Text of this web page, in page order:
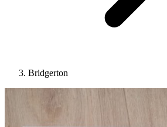
Bridgerton